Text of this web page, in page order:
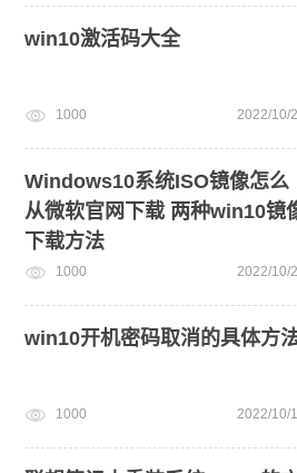
win10激活码大全
1000 2022/10/
Windows10系统ISO镜像怎么
从微软官网下载 两种win10镜
下载方法
1000 2022/10/
win10开机密码取消的具体方
1000 2022/10/